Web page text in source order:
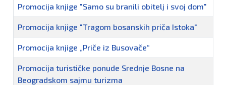
Promocija knjige "Samo su branili obitelj i svoj dom"
Promocija knjige "Tragom bosanskih priča Istoka"
Promocija knjige „Priče iz Busovače“
Promocija turističke ponude Srednje Bosne na
Beogradskom sajmu turizma